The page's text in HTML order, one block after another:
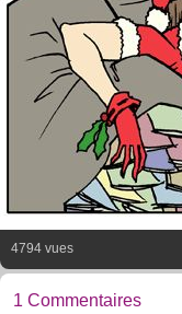
4794 vues
1 Commentaires